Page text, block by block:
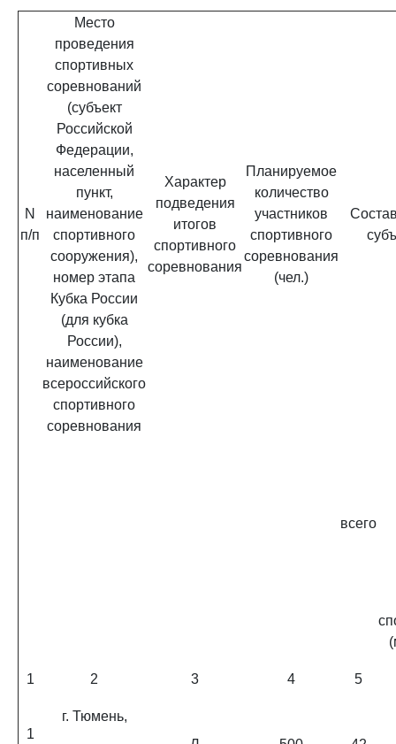
N
п/п
Место
проведения
спортивных
соревнований
(субъект
Российской
Федерации,
населенный
пункт,
наименование
спортивного
сооружения),
номер этапа
Кубка России
(для кубка
России),
наименование
всероссийского
спортивного
соревнования
Характер
подведения
итогов
спортивного
соревнования
Планируемое
количество
участников
спортивного
соревнования
(чел.)
всего
1 2 3 4 5
1
г. Тюмень,